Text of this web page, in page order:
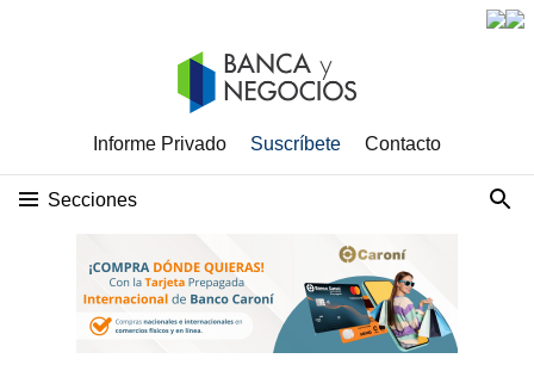
Informe Privado Suscríbete Contacto
Secciones